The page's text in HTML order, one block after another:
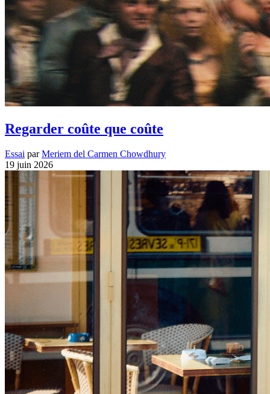
Regarder coûte que coûte
Essai par Meriem del Carmen Chowdhury
19 juin 2026